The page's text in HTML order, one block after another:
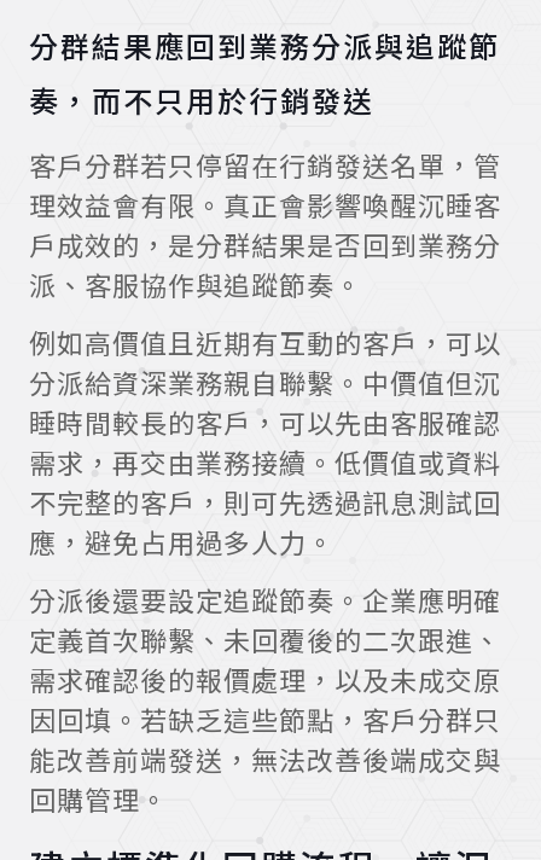
分群結果應回到業務分派與追蹤節
奏，而不只用於行銷發送
客戶分群若只停留在行銷發送名單，管
理效益會有限。真正會影響喚醒沉睡客
戶成效的，是分群結果是否回到業務分
派、客服協作與追蹤節奏。
例如高價值且近期有互動的客戶，可以
分派給資深業務親自聯繫。中價值但沉
睡時間較長的客戶，可以先由客服確認
需求，再交由業務接續。低價值或資料
不完整的客戶，則可先透過訊息測試回
應，避免占用過多人力。
分派後還要設定追蹤節奏。企業應明確
定義首次聯繫、未回覆後的二次跟進、
需求確認後的報價處理，以及未成交原
因回填。若缺乏這些節點，客戶分群只
能改善前端發送，無法改善後端成交與
回購管理。